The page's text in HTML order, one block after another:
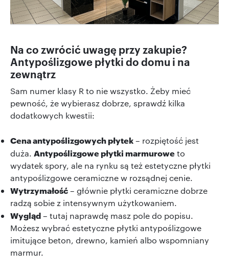
Na co zwrócić uwagę przy zakupie?
Antypoślizgowe płytki do domu i na
zewnątrz
Sam numer klasy R to nie wszystko. Żeby mieć
pewność, że wybierasz dobrze, sprawdź kilka
dodatkowych kwestii:
Cena antypoślizgowych płytek– rozpiętość jest
duża. Antypoślizgowe płytki marmuroweto
wydatek spory, ale na rynku są też estetyczne płytki
antypoślizgowe ceramiczne w rozsądnej cenie.
Wytrzymałość– głównie płytki ceramiczne dobrze
radzą sobie z intensywnym użytkowaniem.
Wygląd– tutaj naprawdę masz pole do popisu.
Możesz wybrać estetyczne płytki antypoślizgowe
imitujące beton, drewno, kamień albo wspomniany
marmur.